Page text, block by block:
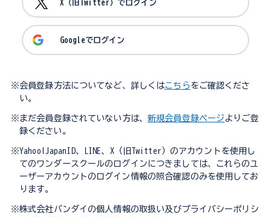
X（旧Twitter）でログイン
Googleでログイン
※会員登録方法についてなど、詳しくはこちら をご確認くださ
い。
※まだ会員登録されていない方は、 新規会員登録ページ よりご登
録ください。
※Yahoo!JapanID、LINE、X（旧Twitter）のアカウントを使用し
てのワンダースクールのログインにつきましては、これらのユ
ーザーアカウントのログイン情報の照合確認のみを使用してお
ります。
※株式会社バンダイの個人情報の取扱い及びプライバシーポリシ